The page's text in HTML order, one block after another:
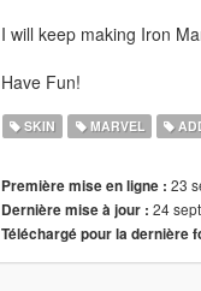
I will keep making Iron
Have Fun!
SKIN MARVEL
Première mise en ligne : 23
Dernière mise à jour : 24
Téléchargé pour la dernière